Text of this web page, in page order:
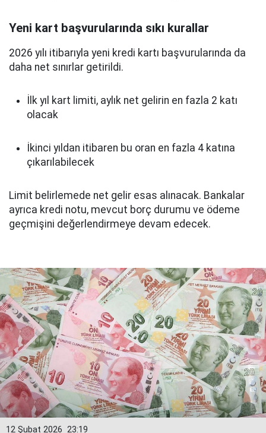
Yeni kart başvurularında sıkı kurallar
2026 yılı itibarıyla yeni kredi kartı başvurularında da
daha net sınırlar getirildi.
İlk yıl kart limiti, aylık net gelirin en fazla 2 katı
olacak
İkinci yıldan itibaren bu oran en fazla 4 katına
çıkarılabilecek
Limit belirlemede net gelir esas alınacak. Bankalar
ayrıca kredi notu, mevcut borç durumu ve ödeme
geçmişini değerlendirmeye devam edecek.
23:19
12 Şubat 2026